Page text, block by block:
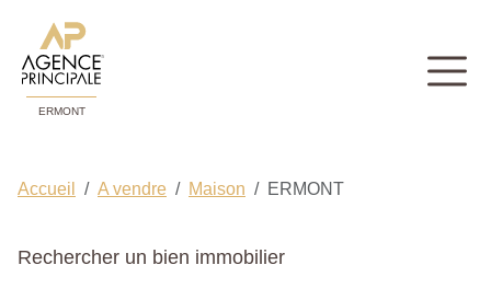
ERMONT
Accueil A vendre Maison ERMONT
Rechercher un bien immobilier